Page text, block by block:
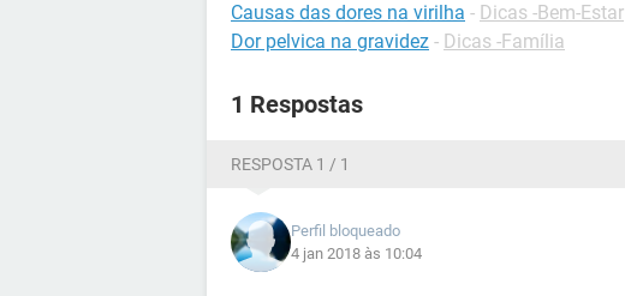
Causas das dores na virilha - Dicas -Bem-Estar
Dor pelvica na gravidez - Dicas -Família
1 Respostas
RESPOSTA 1 / 1
Perfil bloqueado
4 jan 2018 às 10:04